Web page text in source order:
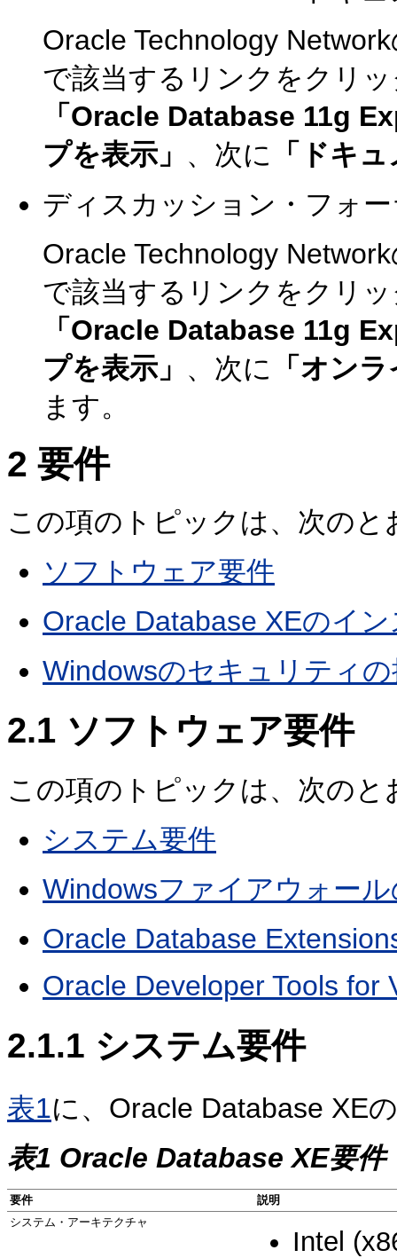
Oracle Technology
で該当するリンクをクリ
「Oracle Database 11g
プを表示」 、次に
「ドキ
ディスカッション・フォ
Oracle Technology
で該当するリンクをクリ
「Oracle Database 11g
プを表示」 、次に
「オン
ます。
2 要件
この項のトピックは、次のと
ソフトウェア要件
Oracle Database XEのイ
Windowsのセキュリティ
2.1 ソフトウェア要件
この項のトピックは、次のと
システム要件
Windowsファイアウォー
Oracle Database
Oracle Developer Tools for
2.1.1 システム要件
表1に、Oracle Database XE
表1 Oracle Database XE要件
要件
説明
システム・アーキテクチャ
Intel